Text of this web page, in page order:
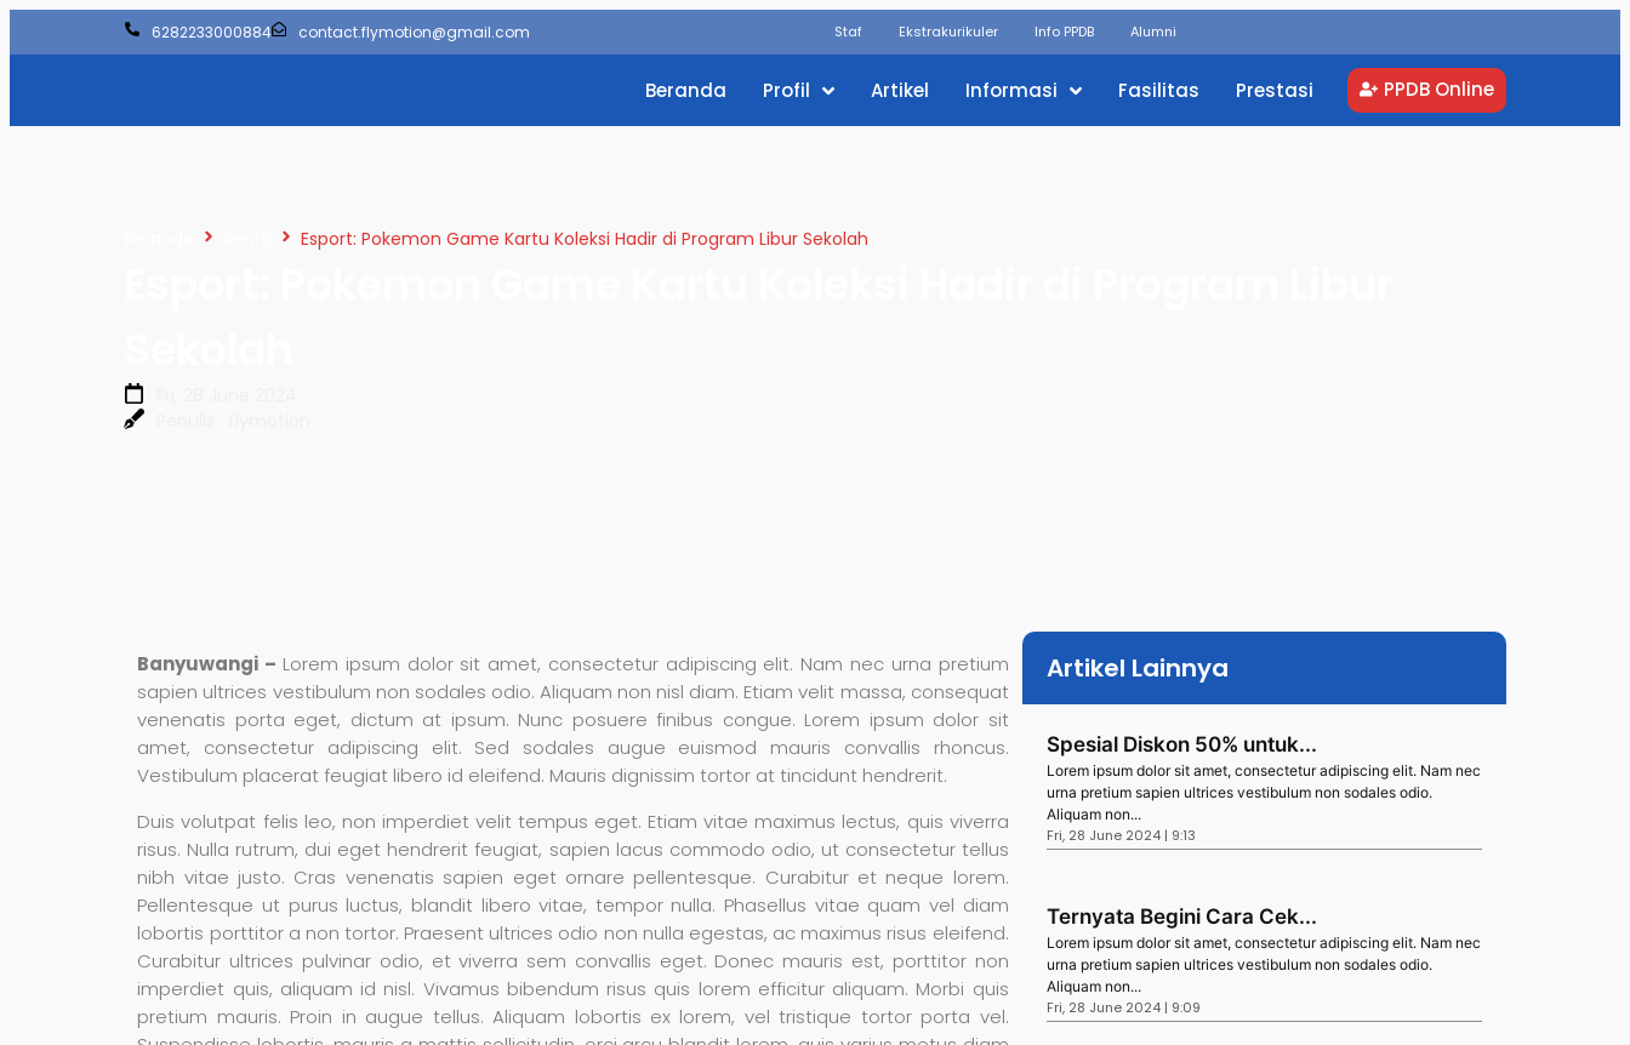
6282233000884 contact.flymotion@gmail.com Staf Ekstrakurikuler Info PPDB Alumni
Beranda Profil Artikel Informasi Fasilitas Prestasi PPDB Online
Esport: Pokemon Game Kartu Koleksi Hadir di Program Libur Sekolah
Banyuwangi – Lorem ipsum dolor sit amet, consectetur adipiscing elit. Nam nec urna pretium
sapien ultrices vestibulum non sodales odio. Aliquam non nisl diam. Etiam velit massa, consequat
venenatis porta eget, dictum at ipsum. Nunc posuere finibus congue. Lorem ipsum dolor sit
amet, consectetur adipiscing elit. Sed sodales augue euismod mauris convallis rhoncus.
Vestibulum placerat feugiat libero id eleifend. Mauris dignissim tortor at tincidunt hendrerit.
Duis volutpat felis leo, non imperdiet velit tempus eget. Etiam vitae maximus lectus, quis viverra
risus. Nulla rutrum, dui eget hendrerit feugiat, sapien lacus commodo odio, ut consectetur tellus
nibh vitae justo. Cras venenatis sapien eget ornare pellentesque. Curabitur et neque lorem.
Pellentesque ut purus luctus, blandit libero vitae, tempor nulla. Phasellus vitae quam vel diam
lobortis porttitor a non tortor. Praesent ultrices odio non nulla egestas, ac maximus risus eleifend.
Curabitur ultrices pulvinar odio, et viverra sem convallis eget. Donec mauris est, porttitor non
imperdiet quis, aliquam id nisl. Vivamus bibendum risus quis lorem efficitur aliquam. Morbi quis
pretium mauris. Proin in augue tellus. Aliquam lobortis ex lorem, vel tristique tortor porta vel.
Artikel Lainnya
Spesial Diskon 50% untuk...
Lorem ipsum dolor sit amet, consectetur adipiscing elit. Nam nec
urna pretium sapien ultrices vestibulum non sodales odio.
Aliquam non...
Fri, 28 June 2024 | 9:13
Ternyata Begini Cara Cek...
Lorem ipsum dolor sit amet, consectetur adipiscing elit. Nam nec
urna pretium sapien ultrices vestibulum non sodales odio.
Aliquam non...
Fri, 28 June 2024 | 9:09